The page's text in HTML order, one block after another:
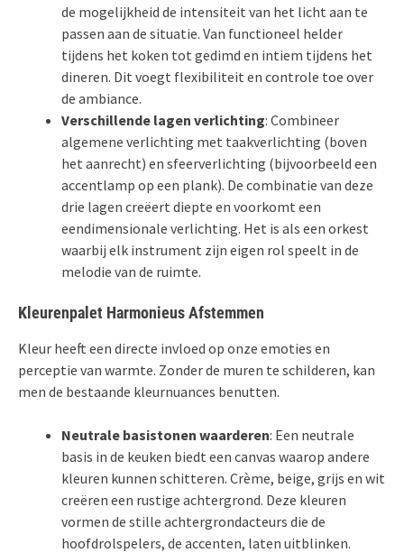
de mogelijkheid de intensiteit van het licht aan te
passen aan de situatie. Van functioneel helder
tijdens het koken tot gedimd en intiem tijdens het
dineren. Dit voegt flexibiliteit en controle toe over
de ambiance.
Verschillende lagen verlichting: Combineer
algemene verlichting met taakverlichting (boven
het aanrecht) en sfeerverlichting (bijvoorbeeld een
accentlamp op een plank). De combinatie van deze
drie lagen creëert diepte en voorkomt een
eendimensionale verlichting. Het is als een orkest
waarbij elk instrument zijn eigen rol speelt in de
melodie van de ruimte.
Kleurenpalet Harmonieus Afstemmen
Kleur heeft een directe invloed op onze emoties en
perceptie van warmte. Zonder de muren te schilderen, kan
men de bestaande kleurnuances benutten.
Neutrale basistonen waarderen: Een neutrale
basis in de keuken biedt een canvas waarop andere
kleuren kunnen schitteren. Crème, beige, grijs en wit
creëren een rustige achtergrond. Deze kleuren
vormen de stille achtergrondacteurs die de
hoofdrolspelers, de accenten, laten uitblinken.